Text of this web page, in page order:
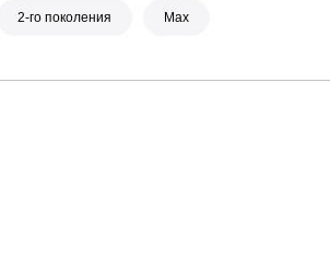
2-го поколения Max